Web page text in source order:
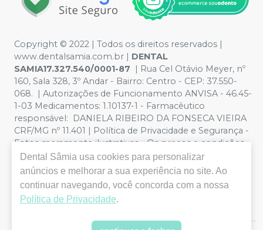
Copyright © 2022 | Todos os direitos reservados |
www.dentalsamia.com.br | DENTAL
SAMIA17.327.540/0001-87 | Rua Cel Otávio Meyer, nº
160, Sala 328, 3º Andar - Bairro: Centro - CEP: 37.550-
068. | Autorizações de Funcionamento ANVISA - 46.45-
1-03 Medicamentos: 1.10137-1 - Farmacêutico
responsável: DANIELA RIBEIRO DA FONSECA VIEIRA
CRF/MG nº 11.401 | Política de Privacidade e Segurança -
Fotos meramente ilustrativas - Os preços e condições
da loja virtual estão sujeitos a alterações. Em caso de
divergência de preços no site, o valor válido é o do
Carrinho de Compra. Não vendemos por atacado, por
isso nos reservamos o direito de não atender compras
de grandes volumes pelo site.
Dental Sâmia usa cookies para personalizar
anúncios e melhorar a sua experiência no site. Ao
continuar navegando, você concorda com a nossa
Política de Privacidade.